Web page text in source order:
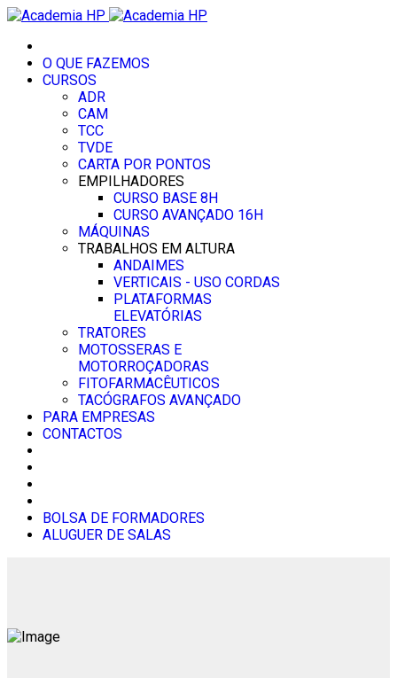
O QUE FAZEMOS
CURSOS
ADR
CAM
TCC
TVDE
CARTA POR PONTOS
EMPILHADORES
CURSO BASE 8H
CURSO AVANÇADO 16H
MÁQUINAS
TRABALHOS EM ALTURA
ANDAIMES
VERTICAIS - USO CORDAS
PLATAFORMAS
ELEVATÓRIAS
TRATORES
MOTOSSERAS E
MOTORROÇADORAS
FITOFARMACÊUTICOS
TACÓGRAFOS AVANÇADO
PARA EMPRESAS
CONTACTOS
BOLSA DE FORMADORES
ALUGUER DE SALAS